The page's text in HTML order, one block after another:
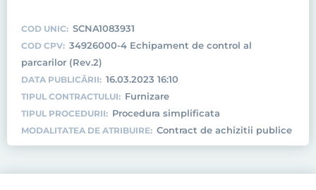
COD UNIC: SCNA1083931
COD CPV: 34926000-4 Echipament de control al
parcarilor (Rev.2)
DATA PUBLICĂRII: 16.03.2023 16:10
TIPUL CONTRACTULUI: Furnizare
TIPUL PROCEDURII: Procedura simplificata
MODALITATEA DE ATRIBUIRE: Contract de achizitii publice